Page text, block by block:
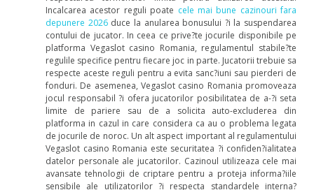
Incalcarea acestor reguli poate cele mai bune cazinouri fara
depunere 2026duce la anularea bonusului ?i la suspendarea
contului de jucator. In ceea ce prive?te jocurile disponibile pe
platforma Vegaslot casino Romania, regulamentul stabile?te
regulile specifice pentru fiecare joc in parte. Jucatorii trebuie sa
respecte aceste reguli pentru a evita sanc?iuni sau pierderi de
fonduri. De asemenea, Vegaslot casino Romania promoveaza
jocul responsabil ?i ofera jucatorilor posibilitatea de a-?i seta
limite de pariere sau de a solicita auto-excluderea din
platforma in cazul in care considera ca au o problema legata
de jocurile de noroc. Un alt aspect important al regulamentului
Vegaslot casino Romania este securitatea ?i confiden?ialitatea
datelor personale ale jucatorilor. Cazinoul utilizeaza cele mai
avansate tehnologii de criptare pentru a proteja informa?iile
sensibile ale utilizatorilor ?i respecta standardele interna?